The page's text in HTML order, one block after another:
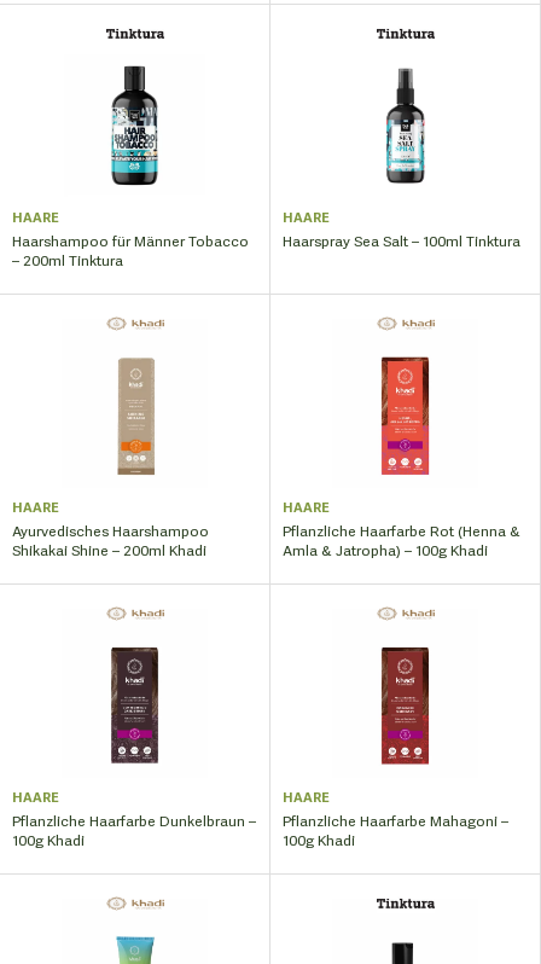
HAARE
Haarshampoo für Männer Tobacco
– 200ml Tinktura
HAARE
Haarspray Sea Salt – 100ml Tinktura
HAARE
Ayurvedisches Haarshampoo
Shikakai Shine – 200ml Khadi
HAARE
Pflanzliche Haarfarbe Rot (Henna &
Amla & Jatropha) – 100g Khadi
HAARE
Pflanzliche Haarfarbe Dunkelbraun –
100g Khadi
HAARE
Pflanzliche Haarfarbe Mahagoni –
100g Khadi